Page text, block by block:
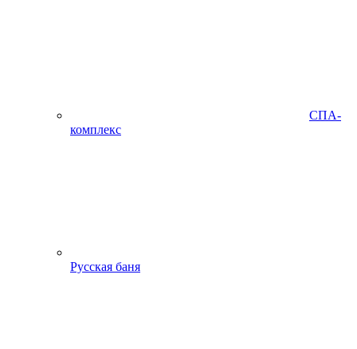
СПА-
комплекс
Русская баня